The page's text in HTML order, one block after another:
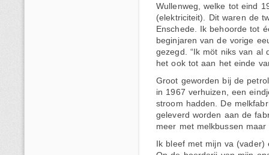
Wullenweg, welke tot eind
(elektriciteit). Dit waren de
Enschede. Ik behoorde tot
beginjaren van de vorige
gezegd. “Ik möt niks van al
het ook tot aan het einde
Groot geworden bij de
in 1967 verhuizen, een
stroom hadden. De
geleverd worden aan de
meer met melkbussen
Ik bleef met mijn va